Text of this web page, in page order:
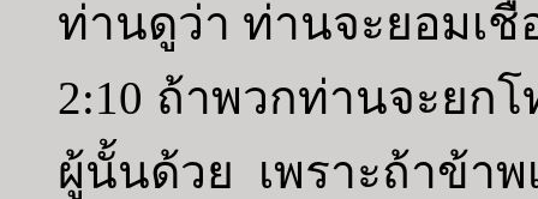
ท่านดูว่า ท่านจะยอมเ
2:10 ถ้าพวกท่านจะยก
ผู้นั้นด้วย เพราะถ้าข้า